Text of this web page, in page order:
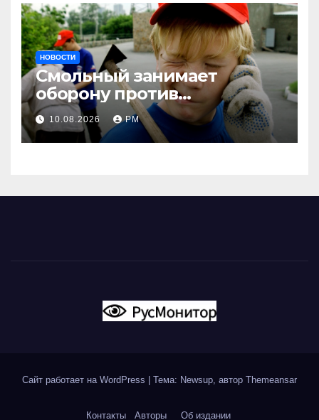
НОВОСТИ
Смольный занимает
оборону против
несовершеннолетних и
мигрантов
10.08.2026 РМ
Сайт работает на WordPress Тема: Newsup, автор Themeansar
Контакты Авторы Об издании